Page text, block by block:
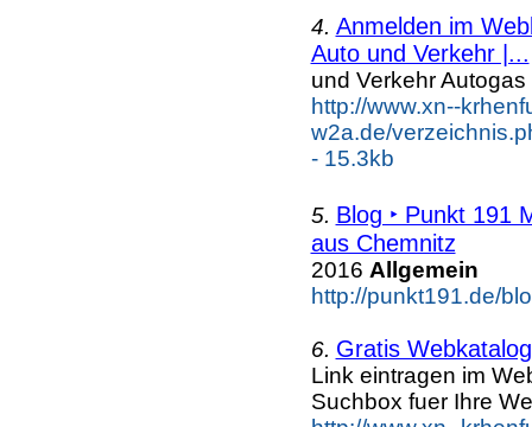
4. Anmelden im
Auto und Verkehr |...
und Verkehr
http://www.xn--
w2a.de/
- 15.3kb
5. Blog ‣ Punkt 191
aus Chemnitz
2016 Allgemein
http://punkt191.de/
6. Gratis
Link eintragen im
Suchbox fuer Ihre